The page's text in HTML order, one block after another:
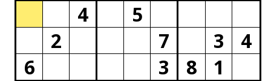
4
5
2
7 3
4
6
3 8
1